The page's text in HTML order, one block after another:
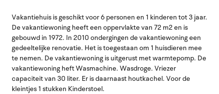
Vakantiehuis is geschikt voor 6 personen en 1 kinderen tot 3 jaar.
De vakantiewoning heeft een oppervlakte van 72 m2 en is
gebouwd in 1972. In 2010 ondergingen de vakantiewoning een
gedeeltelijke renovatie. Het is toegestaan om 1 huisdieren mee
te nemen. De vakantiewoning is uitgerust met warmtepomp. De
vakantiewoning heft Wasmachine. Wasdroge. Vriezer
capaciteit van 30 liter. Er is daarnaast houtkachel. Voor de
kleintjes 1 stukken Kinderstoel.